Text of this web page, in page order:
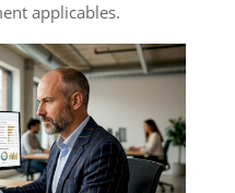
applicables.